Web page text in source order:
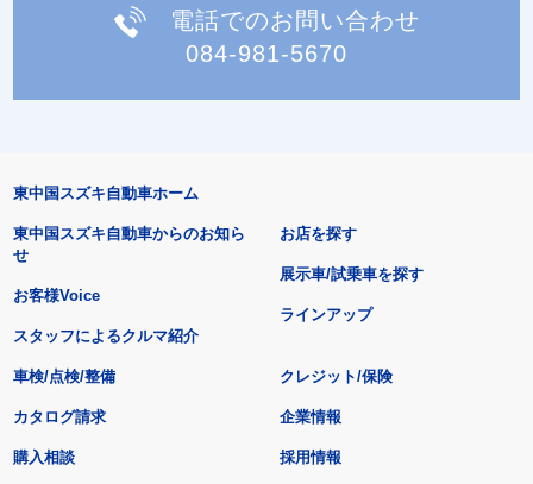
電話でのお問い合わせ
084-981-5670
東中国スズキ自動車ホーム
東中国スズキ自動車からのお知ら
せ
お客様Voice
スタッフによるクルマ紹介
お店を探す
展示車/試乗車を探す
ラインアップ
車検/点検/整備 クレジット/保険
カタログ請求
購入相談
企業情報
採用情報